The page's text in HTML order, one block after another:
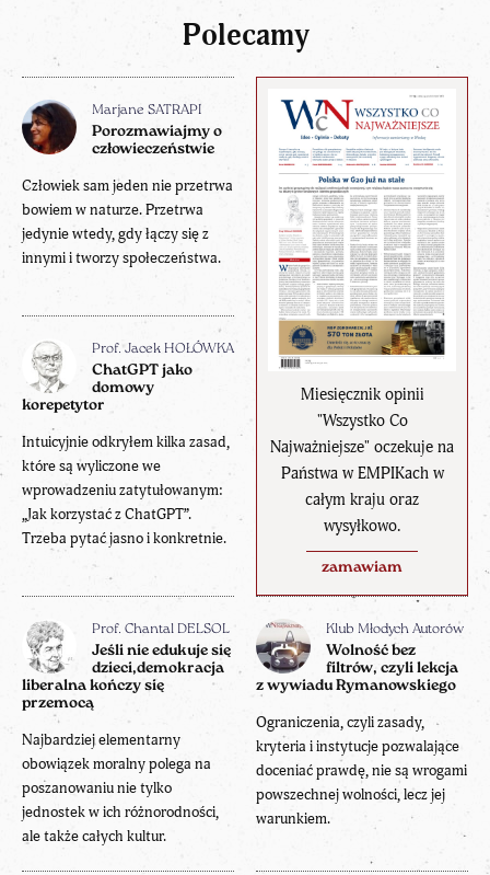
Polecamy
Miesięcznik opinii
"Wszystko Co
Najważniejsze" oczekuje na
Państwa w EMPIKach w
całym kraju oraz
wysyłkowo.
zamawiam
Marjane SATRAPI
Porozmawiajmy o
człowieczeństwie
Człowiek sam jeden nie przetrwa
bowiem w naturze. Przetrwa
jedynie wtedy, gdy łączy się z
innymi i tworzy społeczeństwa.
Prof. Jacek HOŁÓWKA
ChatGPT jako
domowy
korepetytor
Intuicyjnie odkryłem kilka zasad,
które są wyliczone we
wprowadzeniu zatytułowanym:
„Jak korzystać z ChatGPT”.
Trzeba pytać jasno i konkretnie.
Prof. Chantal DELSOL
Jeśli nie edukuje się
dzieci,demokracja
liberalna kończy się
przemocą
Najbardziej elementarny
obowiązek moralny polega na
poszanowaniu nie tylko
jednostek w ich różnorodności,
ale także całych kultur.
Klub Młodych Autorów
Wolność bez
filtrów, czyli lekcja
z wywiadu Rymanowskiego
Ograniczenia, czyli zasady,
kryteria i instytucje pozwalające
doceniać prawdę, nie są wrogami
powszechnej wolności, lecz jej
warunkiem.